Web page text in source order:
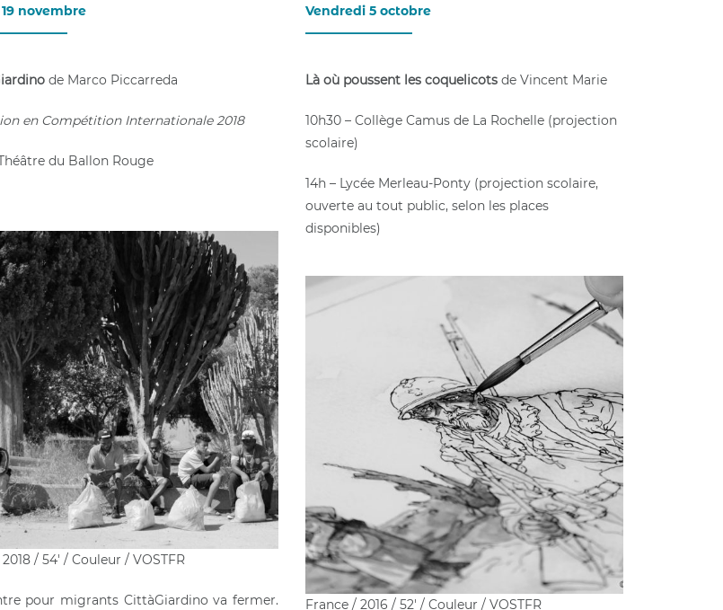
novembre
de Marco Piccarreda
en Compétition Internationale 2018
du Ballon Rouge
/ 54′ / Couleur / VOSTFR
pour migrants CittàGiardino va fermer.
Vendredi 5 octobre
Là où poussent les coquelicotsde Vincent Marie
10h30 – Collège Camus de La Rochelle (projection
scolaire)
14h – Lycée Merleau-Ponty (projection scolaire,
ouverte au tout public, selon les places
disponibles)
France / 2016 / 52′ / Couleur / VOSTFR